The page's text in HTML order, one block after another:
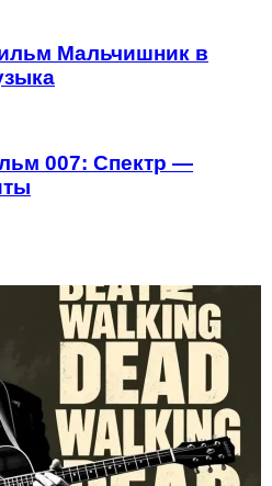
Мальчишник в
007: Спектр —